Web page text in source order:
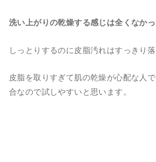
洗い上がりの乾燥する感じは全くなか
しっとりするのに皮脂汚れはすっきり落
皮脂を取りすぎて肌の乾燥が心配な人
合なので試しやすいと思います。